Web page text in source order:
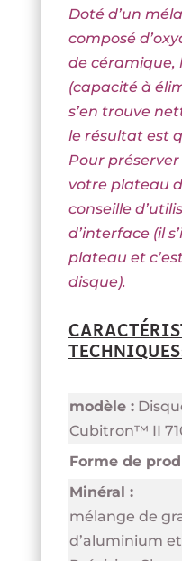
Doté d’un
composé
de céramique,
(capacité à
s’en trouve
le résultat est
Pour
votre plateau
conseille
d’interface (il
plateau et
disque).
modèle :
Cubitron™ II
Forme de
Minéral :
mélange de
d’aluminium